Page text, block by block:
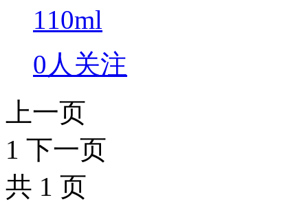
110ml
0人关注
上一页
1 下一页
共 1 页